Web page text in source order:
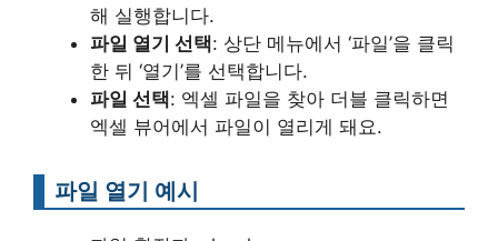
해 실행합니다.
파일 열기 선택: 상단 메뉴에서 ‘파일’을 클릭
한 뒤 ‘열기’를 선택합니다.
파일 선택: 엑셀 파일을 찾아 더블 클릭하면
엑셀 뷰어에서 파일이 열리게 돼요.
파일 열기 예시